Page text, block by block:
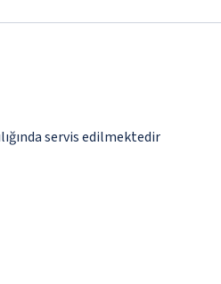
servis edilmektedir